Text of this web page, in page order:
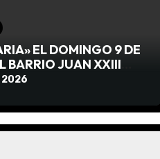
EL DOMINGO 9 DE
BARRIO JUAN XXIII
2026